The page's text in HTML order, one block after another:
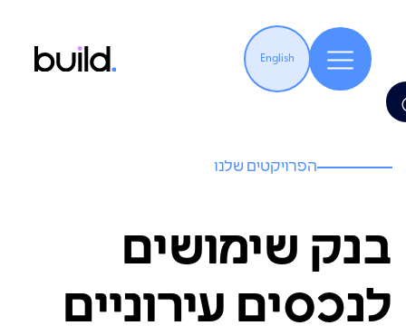
English
הפרויקטים שלנו
בנק שימושים
לנכסים עירוניים